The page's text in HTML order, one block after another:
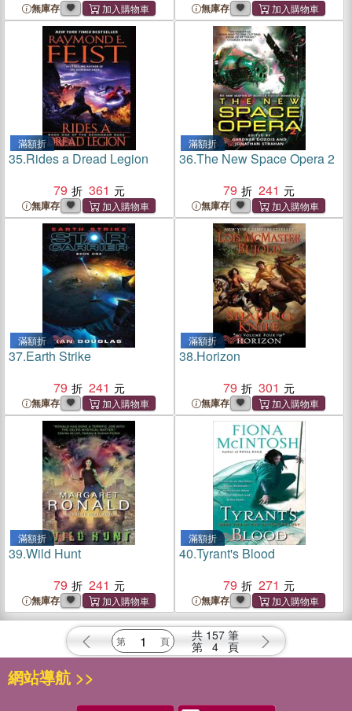
無庫存 無庫存
滿額折
35.Rides a Dread Legion
79
361
無庫存
滿額折
36.The New Space Opera 2
79
241
無庫存
滿額折
37.Earth Strike
79
241
無庫存
滿額折
38.Horizon
79
301
無庫存
滿額折
39.Wild Hunt
79
241
無庫存
滿額折
40.Tyrant's Blood
79
271
無庫存
共 157 筆
第 4 頁
網站導航 >>